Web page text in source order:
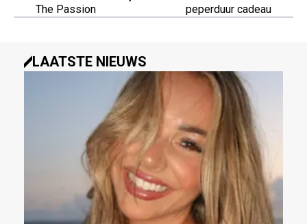
The Passion
peperduur cadeau
LAATSTE NIEUWS